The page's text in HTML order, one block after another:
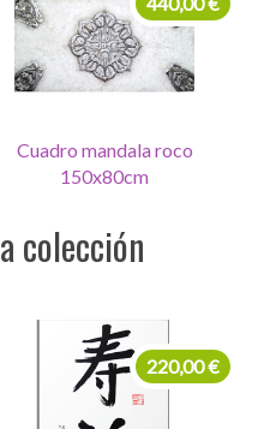
Cuadro mandala roco1
60x60
colección
99,00 €